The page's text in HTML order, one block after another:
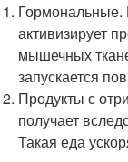
Гормональные.
активизирует
мышечных
запускается
Продукты с
получает
Такая еда